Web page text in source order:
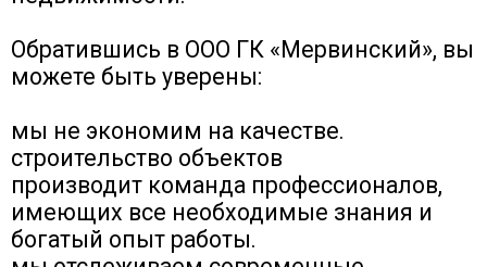
Обратившись в ООО ГК «Мервинский», вы
можете быть уверены:
мы не экономим на качестве.
строительство объектов
производит команда профессионалов,
имеющих все необходимые знания и
богатый опыт работы.